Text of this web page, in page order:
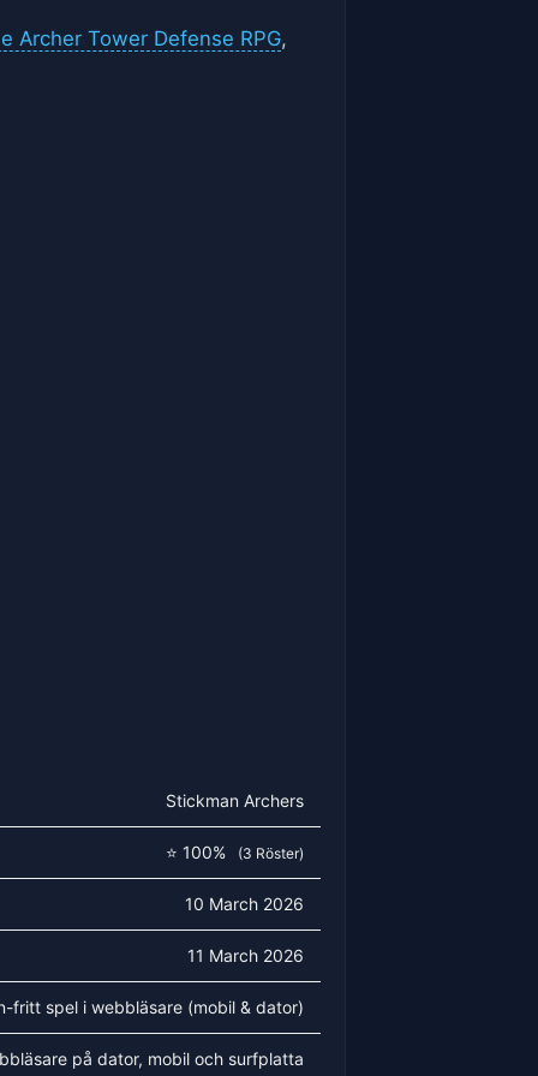
Archer Tower Defense RPG,
Stickman Archers
⭐ 100% (3 Röster)
10 March 2026
11 March 2026
fritt spel i webbläsare (mobil & dator)
på dator, mobil och surfplatta